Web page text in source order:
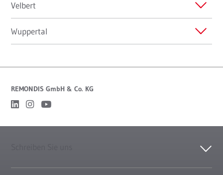
Velbert
Wuppertal
REMONDIS GmbH & Co. KG